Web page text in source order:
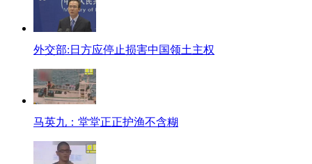
外交部:日方应停止损害中国领土主权
马英九：堂堂正正护渔不含糊